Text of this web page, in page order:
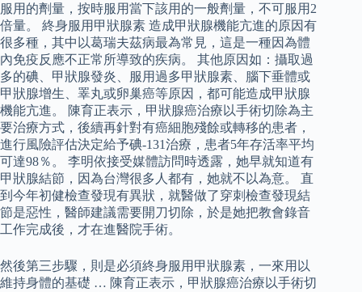
服用的劑量，按時服用當下該用的一般劑量，不可服用2
倍量。 終身服用甲狀腺素 造成甲狀腺機能亢進的原因有
很多種，其中以葛瑞夫茲病最為常見，這是一種因為體
內免疫反應不正常所導致的疾病。 其他原因如：攝取過
多的碘、甲狀腺發炎、服用過多甲狀腺素、腦下垂體或
甲狀腺增生、睪丸或卵巢癌等原因，都可能造成甲狀腺
機能亢進。 陳育正表示，甲狀腺癌治療以手術切除為主
要治療方式，後續再針對有癌細胞殘餘或轉移的患者，
進行風險評估決定給予碘-131治療，患者5年存活率平均
可達98％。 李明依接受媒體訪問時透露，她早就知道有
甲狀腺結節，因為台灣很多人都有，她就不以為意。 直
到今年初健檢查發現有異狀，就醫做了穿刺檢查發現結
節是惡性，醫師建議需要開刀切除，於是她把教會錄音
工作完成後，才在進醫院手術。
然後第三步驟，則是必須終身服用甲狀腺素，一來用以
維持身體的基礎 … 陳育正表示，甲狀腺癌治療以手術切